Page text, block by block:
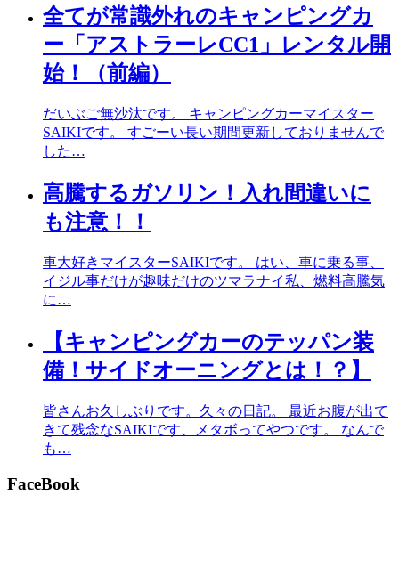
全てが常識外れのキャンピングカ
ー「アストラーレCC1」レンタル開
始！（前編）
だいぶご無沙汰です。 キャンピングカーマイスター
SAIKIです。 すごーい長い期間更新しておりませんで
した…
高騰するガソリン！入れ間違いに
も注意！！
車大好きマイスターSAIKIです。 はい、車に乗る事、
イジル事だけが趣味だけのツマラナイ私、燃料高騰気
に…
【キャンピングカーのテッパン装
備！サイドオーニングとは！？】
皆さんお久しぶりです。久々の日記。 最近お腹が出て
きて残念なSAIKIです、メタボってやつです。 なんで
も…
FaceBook